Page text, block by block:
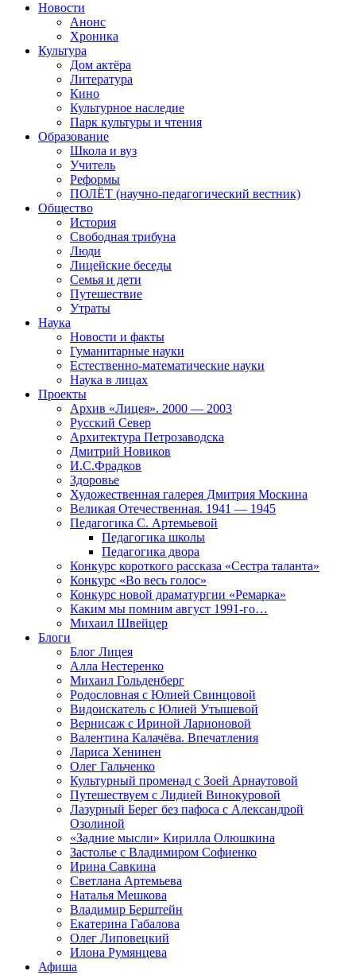
Новости
Анонс
Хроника
Культура
Дом актёра
Литература
Кино
Культурное наследие
Парк культуры и чтения
Образование
Школа и вуз
Учитель
Реформы
ПОЛЁТ (научно-педагогический вестник)
Общество
История
Свободная трибуна
Люди
Лицейские беседы
Семья и дети
Путешествие
Утраты
Наука
Новости и факты
Гуманитарные науки
Естественно-математические науки
Наука в лицах
Проекты
Архив «Лицея». 2000 — 2003
Русский Север
Архитектура Петрозаводска
Дмитрий Новиков
И.С.Фрадков
Здоровье
Художественная галерея Дмитрия Москина
Великая Отечественная. 1941 — 1945
Педагогика С. Артемьевой
Педагогика школы
Педагогика двора
Конкурс короткого рассказа «Сестра таланта»
Конкурс «Во весь голос»
Конкурс новой драматургии «Ремарка»
Каким мы помним август 1991-го…
Михаил Швейцер
Блоги
Блог Лицея
Алла Нестеренко
Михаил Гольденберг
Родословная с Юлией Свинцовой
Видоискатель с Юлией Утышевой
Вернисаж с Ириной Ларионовой
Валентина Калачёва. Впечатления
Лариса Хенинен
Олег Гальченко
Культурный променад с Зоей Арнаутовой
Путешествуем с Лидией Винокуровой
Лазурный Берег без пафоса с Александрой
Озолиной
«Задние мысли» Кирилла Олюшкина
Застолье с Владимиром Софиенко
Ирина Савкина
Светлана Артемьева
Наталья Мешкова
Владимир Берштейн
Екатерина Габалова
Олег Липовецкий
Илона Румянцева
Афиша